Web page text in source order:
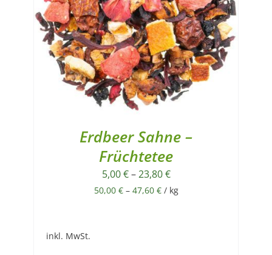
Erdbeer Sahne –
Früchtetee
5,00€–23,80€
50,00 €– 47,60 €/ kg
inkl. MwSt.